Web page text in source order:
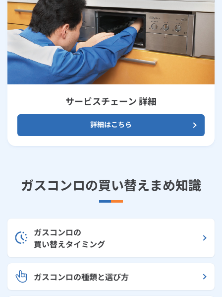
サービスチェーン 詳細
詳細はこちら
ガスコンロの買い替えまめ知識
ガスコンロの
買い替えタイミング
ガスコンロの種類と選び方